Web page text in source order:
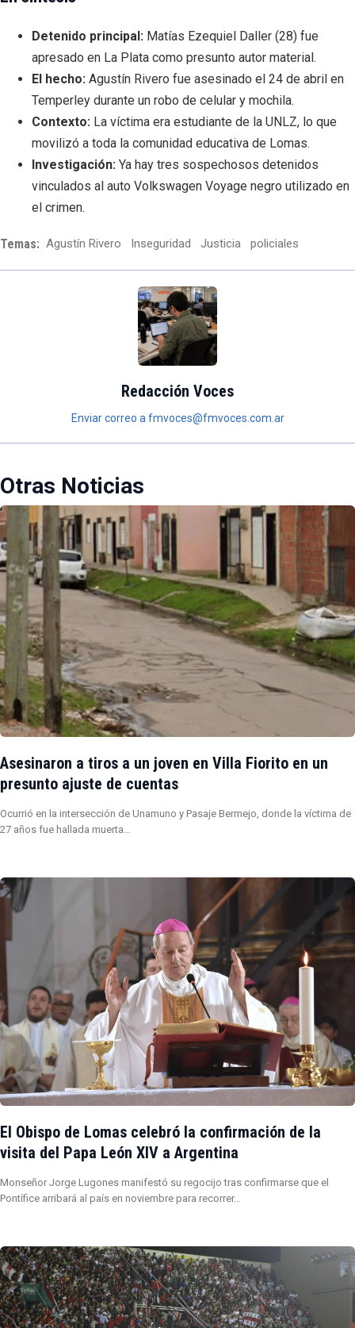
Detenido principal: Matías Ezequiel Daller (28) fue
apresado en La Plata como presunto autor material.
El hecho: Agustín Rivero fue asesinado el 24 de abril en
Temperley durante un robo de celular y mochila.
Contexto: La víctima era estudiante de la UNLZ, lo que
movilizó a toda la comunidad educativa de Lomas.
Investigación: Ya hay tres sospechosos detenidos
vinculados al auto Volkswagen Voyage negro utilizado en
el crimen.
Temas: Agustín Rivero Inseguridad Justicia policiales
Redacción Voces
Enviar correo a fmvoces@fmvoces.com.ar
Otras Noticias
Asesinaron a tiros a un joven en Villa Fiorito en un
presunto ajuste de cuentas
Ocurrió en la intersección de Unamuno y Pasaje Bermejo, donde la víctima de
27 años fue hallada muerta…
El Obispo de Lomas celebró la confirmación de la
visita del Papa León XIV a Argentina
Monseñor Jorge Lugones manifestó su regocijo tras confirmarse que el
Pontífice arribará al país en noviembre para recorrer…